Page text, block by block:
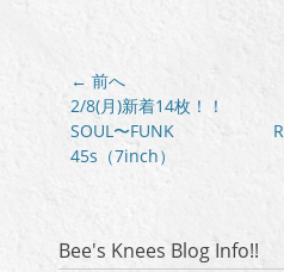
投
稿
ナ
ビ
シ
← 前へ
前
の
投
2/8(月)新着14枚！！
SOUL〜FUNK
45s（7inch）
の
Bee's Knees Blog Info!!